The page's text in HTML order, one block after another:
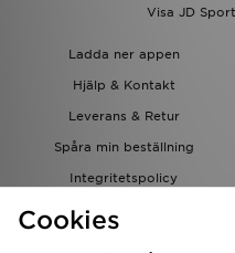
Visa JD
Ladda ner appen
Hjälp & Kontakt
Leverans & Retur
Spåra min beställning
Integritetspolicy
JD-bloggen
Cookies